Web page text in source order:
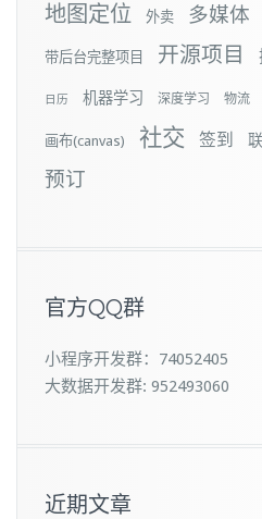
地图定位 外卖 多媒体
带后台完整项目 开源项目
日历 机器学习 深度学习 物流
画布(canvas) 社交 签到
预订
官方QQ群
小程序开发群：74052405
大数据开发群: 952493060
近期文章